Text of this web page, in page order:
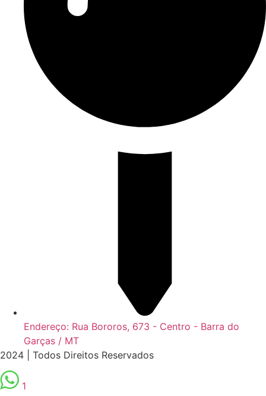
Endereço: Rua Bororos, 673 - Centro - Barra do
Garças / MT
2024 | Todos Direitos Reservados
1